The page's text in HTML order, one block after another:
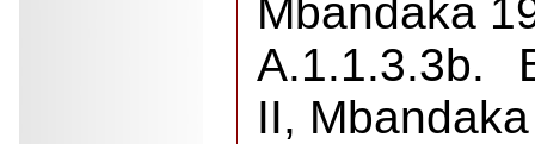
Mbandaka
A.1.1.3.3b.
II,